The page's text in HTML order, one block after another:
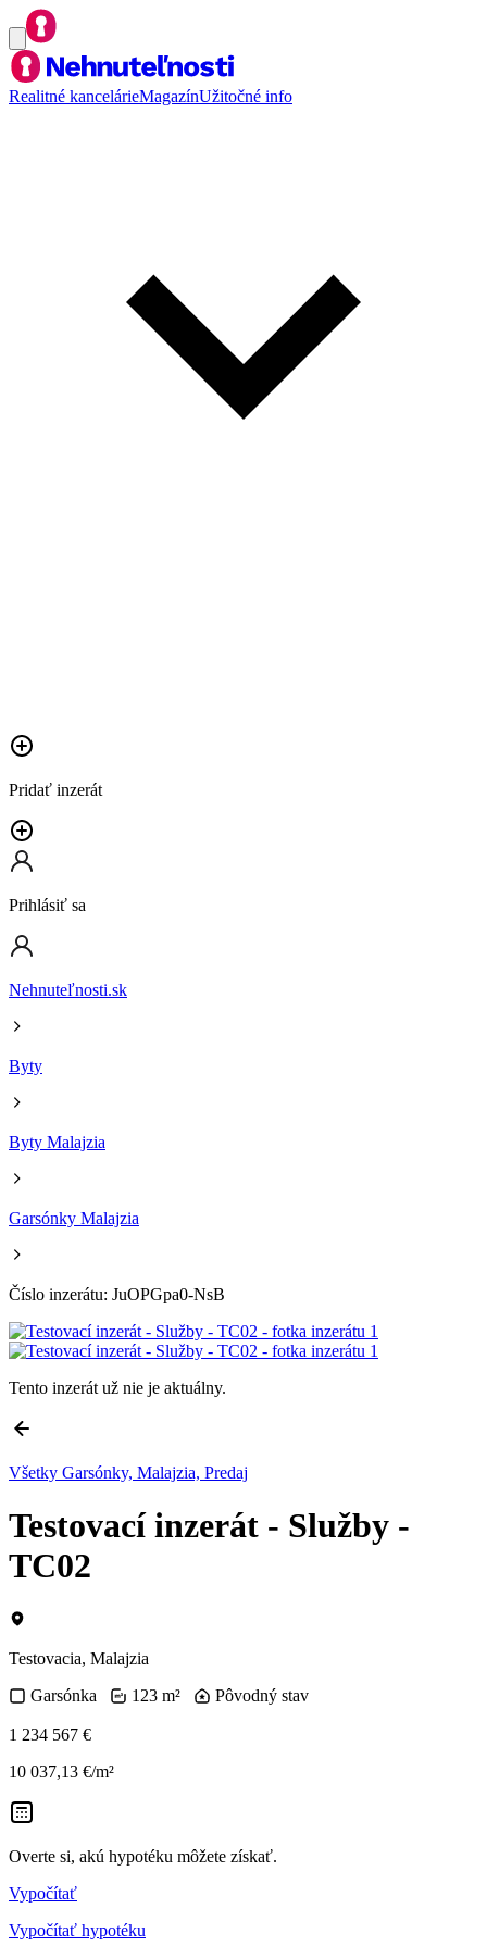
Realitné kancelárieMagazínUžitočné info
Pridať inzerát
Prihlásiť sa
Nehnuteľnosti.sk
Byty
Byty Malajzia
Garsónky Malajzia
Číslo inzerátu: JuOPGpa0-NsB
Tento inzerát už nie je aktuálny.
Všetky Garsónky, Malajzia, Predaj
Testovací inzerát - Služby -
TC02
Testovacia, Malajzia
Garsónka
123 m² Pôvodný stav
1 234 567 €
10 037,13 €/m²
Overte si, akú hypotéku môžete získať.
Vypočítať
Vypočítať hypotéku